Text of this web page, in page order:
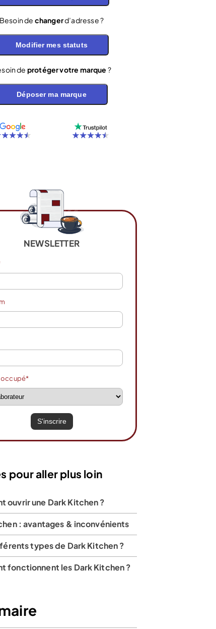
Besoin de changerd’adresse ?
Modifier mes statuts
de protéger votre marque ?
Déposer ma marque
NEWSLETTER
occupé*
pour aller plus loin
ouvrir une Dark Kitchen ?
: avantages & inconvénients
types de Dark Kitchen ?
fonctionnent les Dark Kitchen ?